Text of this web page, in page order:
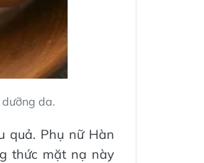
da.
quả. Phụ nữ Hàn
thức mặt nạ này